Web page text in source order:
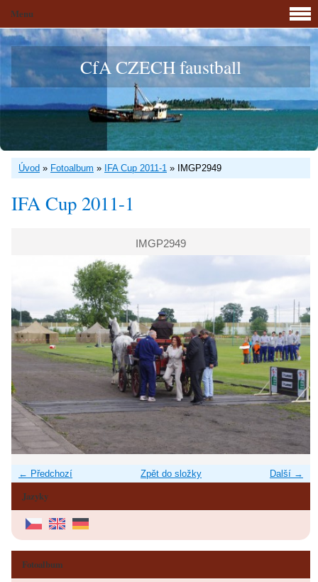
CfA CZECH faustball
Úvod » Fotoalbum » IFA Cup 2011-1 » IMGP2949
IFA Cup 2011-1
IMGP2949
← Předchozí Další →
Zpět do složky
Jazyky
Menu
Fotoalbum